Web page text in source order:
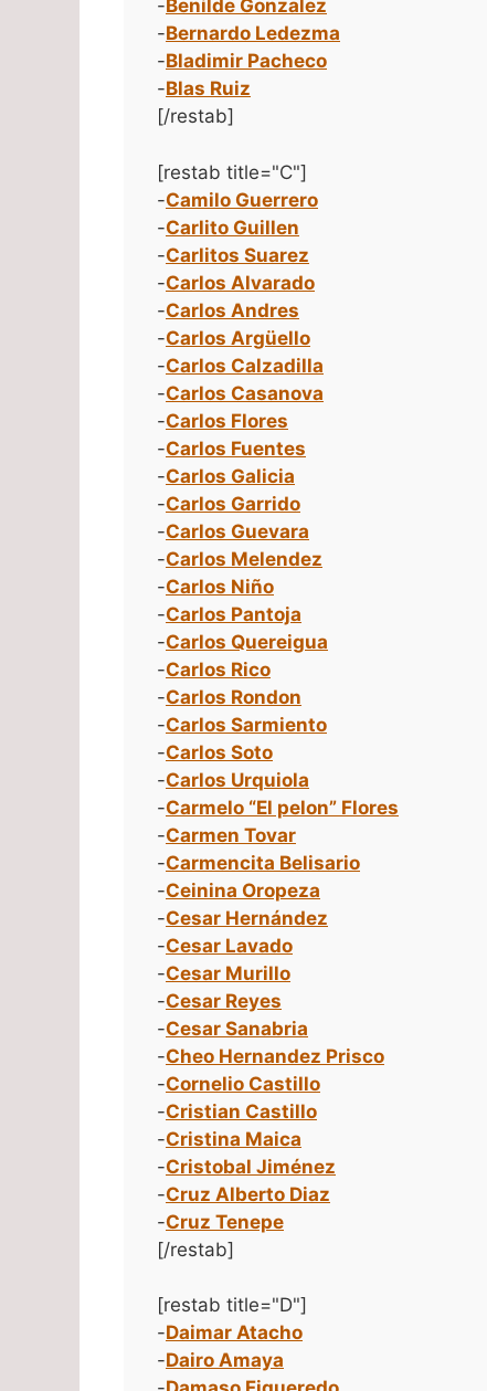
-Benilde Gonzalez
-Bernardo Ledezma
-Bladimir Pacheco
-Blas Ruiz
[/restab]
[restab title="C"]
-Camilo Guerrero
-Carlito Guillen
-Carlitos Suarez
-Carlos Alvarado
-Carlos Andres
-Carlos Argüello
-Carlos Calzadilla
-Carlos Casanova
-Carlos Flores
-Carlos Fuentes
-Carlos Galicia
-Carlos Garrido
-Carlos Guevara
-Carlos Melendez
-Carlos Niño
-Carlos Pantoja
-Carlos Quereigua
-Carlos Rico
-Carlos Rondon
-Carlos Sarmiento
-Carlos Soto
-Carlos Urquiola
-Carmelo “El pelon” Flores
-Carmen Tovar
-Carmencita Belisario
-Ceinina Oropeza
-Cesar Hernández
-Cesar Lavado
-Cesar Murillo
-Cesar Reyes
-Cesar Sanabria
-Cheo Hernandez Prisco
-Cornelio Castillo
-Cristian Castillo
-Cristina Maica
-Cristobal Jiménez
-Cruz Alberto Diaz
-Cruz Tenepe
[/restab]
[restab title="D"]
-Daimar Atacho
-Dairo Amaya